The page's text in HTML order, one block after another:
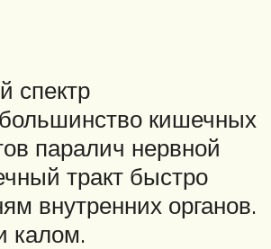
спектр
большинство кишечных
паралич нервной
тракт быстро
внутренних органов.
калом.